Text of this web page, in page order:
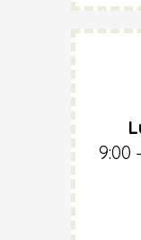
9:00